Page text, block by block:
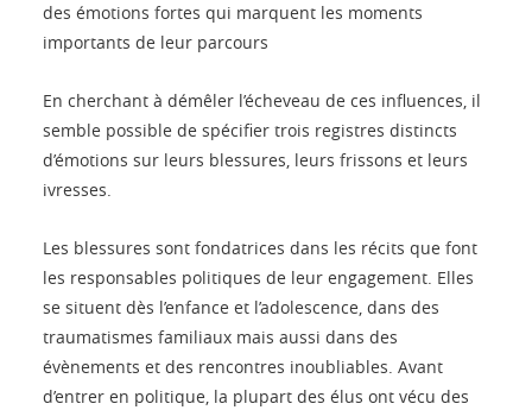
des émotions fortes qui marquent les moments
importants de leur parcours
En cherchant à démêler l’écheveau de ces influences, il
semble possible de spécifier trois registres distincts
d’émotions sur leurs blessures, leurs frissons et leurs
ivresses.
Les blessures sont fondatrices dans les récits que font
les responsables politiques de leur engagement. Elles
se situent dès l’enfance et l’adolescence, dans des
traumatismes familiaux mais aussi dans des
évènements et des rencontres inoubliables. Avant
d’entrer en politique, la plupart des élus ont vécu des